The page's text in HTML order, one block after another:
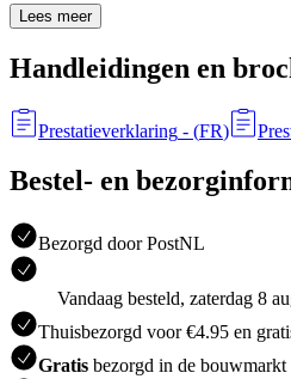
Lees meer
Handleidingen en
Prestatieverklaring - (FR)
Bestel- en
Bezorgd door PostNL
Vandaag besteld, zaterdag 8
Thuisbezorgd voor €4.95 en
Gratis bezorgd in de bouwmarkt